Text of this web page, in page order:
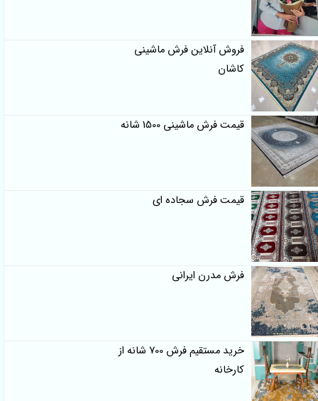
فروش آنلاین فرش ماشینی
کاشان
قیمت فرش ماشینی 1500 شانه
قیمت فرش سجاده ای
فرش مدرن ایرانی
خرید مستقیم فرش 700 شانه از
کارخانه